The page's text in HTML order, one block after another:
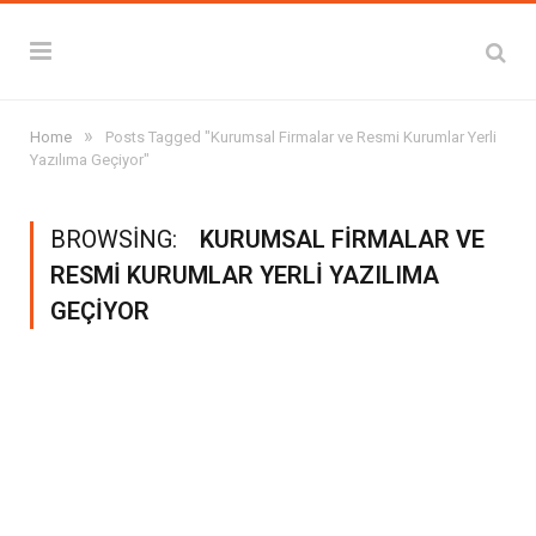
Home »
Posts Tagged "Kurumsal Firmalar ve Resmi Kurumlar Yerli
Yazılıma Geçiyor"
BROWSING:
KURUMSAL FIRMALAR VE
RESMI KURUMLAR YERLI YAZILIMA
GEÇIYOR